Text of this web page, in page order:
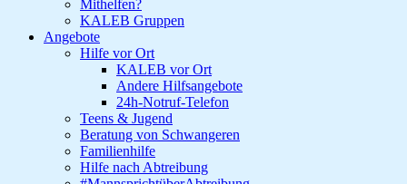
Mithelfen?
KALEB Gruppen
Angebote
Hilfe vor Ort
KALEB vor Ort
Andere Hilfsangebote
24h-Notruf-Telefon
Teens & Jugend
Beratung von Schwangeren
Familienhilfe
Hilfe nach Abtreibung